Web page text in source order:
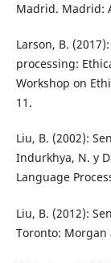
Madrid. Madrid:
Larson, B.
processing:
Workshop on
11.
Liu, B. (2002):
Indurkhya, N. y
Language
Liu, B. (2012):
Toronto: Morgan